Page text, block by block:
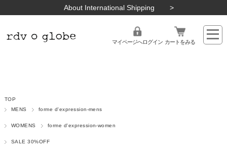
About International Shipping
マイページへログイン カートをみる
TOP
MENS
forme d'expression-mens
WOMENS forme d'expression-women
SALE 30%OFF